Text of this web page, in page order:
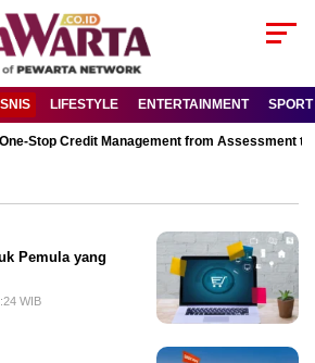
LIFESTYLE ENTERTAINMENT SPORT
Stop Credit Management from Assessment
Pemula yang
WIB